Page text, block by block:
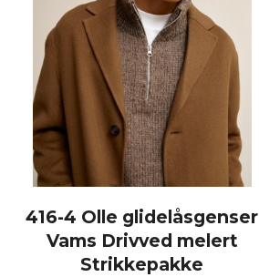
416-4 Olle glidelåsgenser
Vams Drivved melert
Strikkepakke